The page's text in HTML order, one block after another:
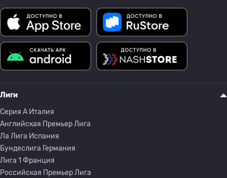
Лиги
Серия A Италия
Английская Премьер Лига
Ла Лига Испания
Бундеслига Германия
Лига 1 Франция
Российская Премьер Лига